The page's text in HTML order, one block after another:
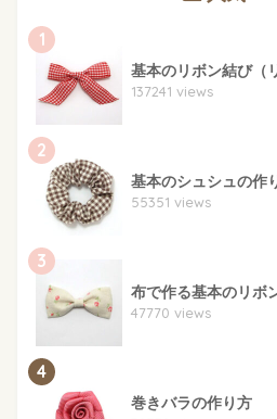
1
基本のリボン結び（
137241 views
2
基本のシュシュの作
55351 views
3
布で作る基本のリボ
47770 views
4
巻きバラの作り方